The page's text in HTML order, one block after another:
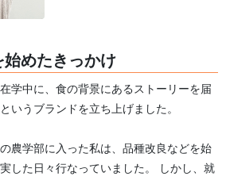
始めたきっかけ
学中に、食の背景にあるストーリーを届
いうブランドを立ち上げました。
農学部に入った私は、品種改良などを始
した日々行なっていました。 しかし、就